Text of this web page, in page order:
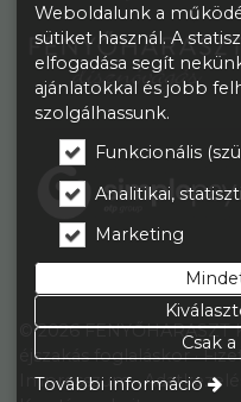
© 2026
éjszakás foglaláskor
Impresszum
Weboldalunk a
sütiket használ. A
elfogadása segít
ajánlatokkal és jobb
szolgálhassunk.
Funkcionális
Analitikai,
Marketing
Csak
További információ